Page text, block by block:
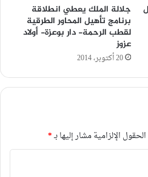
جلالة الملك يعطي انطلاقة
برنامج تأهيل المحاور الطرقية
لقطب الرحمة- دار بوعزة- أولاد
عزوز
20 أكتوبر، 2014
الحقول الإلزامية مشار إليها بـ*